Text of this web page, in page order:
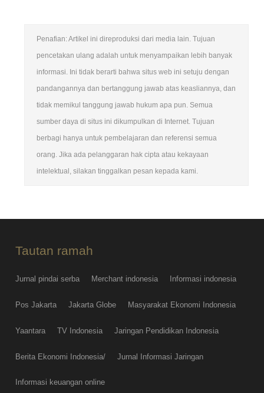
Penafian: Artikel ini direproduksi dari media lain. Tujuan
pencetakan ulang adalah untuk menyampaikan lebih banyak
informasi. Ini tidak berarti bahwa situs web ini setuju dengan
pandangannya dan bertanggung jawab atas keasliannya, dan
tidak memikul tanggung jawab hukum apa pun. Semua
sumber daya di situs ini dikumpulkan di Internet. Tujuan
berbagi hanya untuk pembelajaran dan referensi semua
orang. Jika ada pelanggaran hak cipta atau kekayaan
intelektual, silakan tinggalkan pesan kepada kami.
Tautan ramah
Jurnal pindai serba Merchant indonesia Informasi indonesia
Pos Jakarta Jakarta Globe Masyarakat Ekonomi Indonesia
Yaantara TV Indonesia Jaringan Pendidikan Indonesia
Berita Ekonomi Indonesia/ Jurnal Informasi Jaringan
Informasi keuangan online